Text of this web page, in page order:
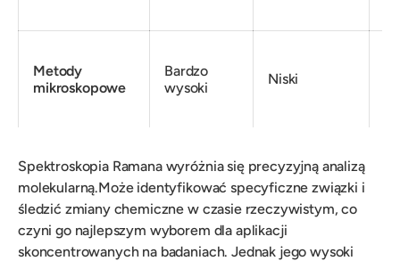
Metody
mikroskopowe
Bardzo
wysoki
Niski
Spektroskopia Ramana wyróżnia się precyzyjną analizą
molekularną.Może identyfikować specyficzne związki i
śledzić zmiany chemiczne w czasie rzeczywistym, co
czyni go najlepszym wyborem dla aplikacji
skoncentrowanych na badaniach. Jednak jego wysoki